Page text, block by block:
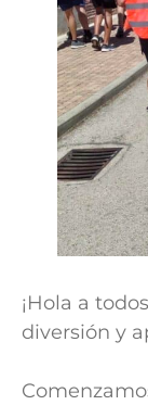
¡Hola a
diversión y